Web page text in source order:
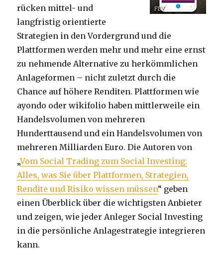
rücken mittel- und
langfristig orientierte
Strategien in den Vordergrund und die
Plattformen werden mehr und mehr eine ernst
zu nehmende Alternative zu herkömmlichen
Anlageformen – nicht zuletzt durch die
Chance auf höhere Renditen. Plattformen wie
ayondo oder wikifolio haben mittlerweile ein
Handelsvolumen von mehreren
Hunderttausend und ein Handelsvolumen von
mehreren Milliarden Euro. Die Autoren von
„Vom Social Trading zum Social Investing:
Alles, was Sie über Plattformen, Strategien,
Rendite und Risiko wissen müssen“ geben
einen Überblick über die wichtigsten Anbieter
und zeigen, wie jeder Anleger Social Investing
in die persönliche Anlagestrategie integrieren
kann.